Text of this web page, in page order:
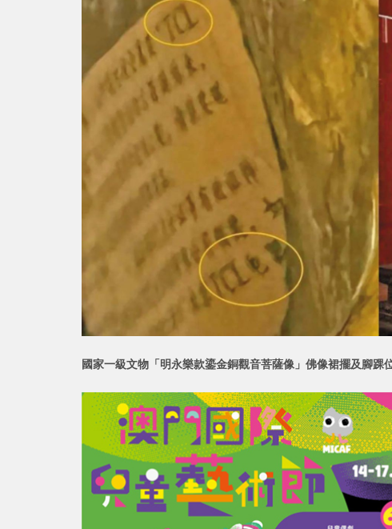
國家一級文物「明永樂款鎏金銅觀音菩薩像」佛像裙擺及腳踝